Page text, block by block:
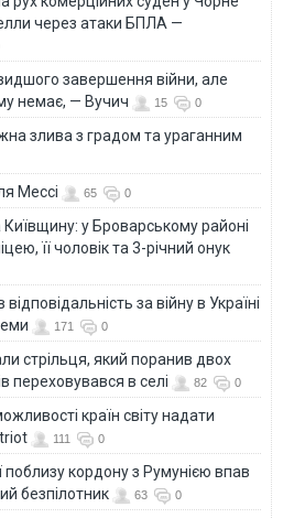
через атаки БПЛА —
завершення війни, але
немає, — Вучич
15 0
злива з градом та ураганним
Мессі 65 0
у Броварському районі
її чоловік та 3-річний онук
за війну в Україні
171 0
стрільця, який поранив двох
переховувався в селі
82 0
країн світу надати
111 0
поблизу кордону з Румунією впав
безпілотник
63 0